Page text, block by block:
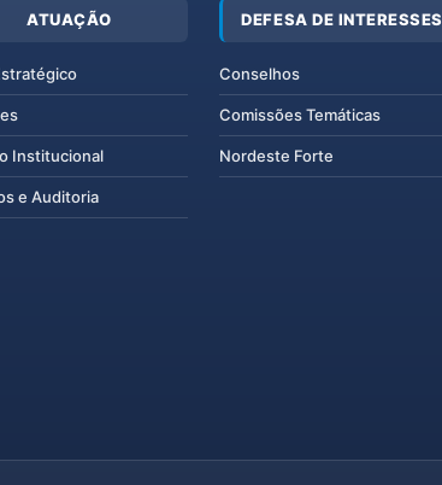
ATUAÇÃO
Institucional
e Auditoria
DEFESA DE INTERESSES
Conselhos
Comissões Temáticas
Nordeste Forte